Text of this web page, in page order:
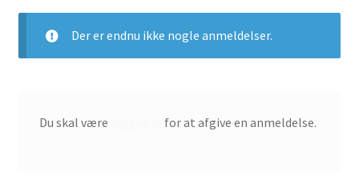
antal
Der er endnu ikke nogle anmeldelser.
Du skal være for at afgive en anmeldelse.